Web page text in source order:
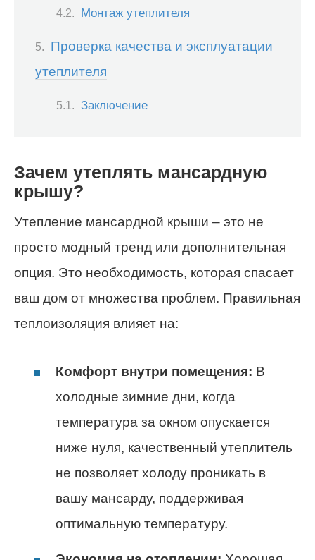
Монтаж утеплителя
Проверка качества и эксплуатации
утеплителя
Заключение
Зачем утеплять мансардную
крышу?
Утепление мансардной крыши – это не
просто модный тренд или дополнительная
опция. Это необходимость, которая спасает
ваш дом от множества проблем. Правильная
теплоизоляция влияет на:
Комфорт внутри помещения: В
холодные зимние дни, когда
температура за окном опускается
ниже нуля, качественный утеплитель
не позволяет холоду проникать в
вашу мансарду, поддерживая
оптимальную температуру.